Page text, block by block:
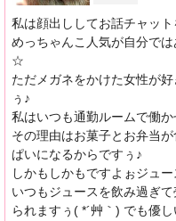
私は顔出ししてお話チャッ
めっちゃんこ人気が自分で
☆
ただメガネをかけた女性が
ぅ♪
私はいつも通勤ルームで働か
その理由はお菓子とお弁当
ぱいになるからですぅ♪
しかもしかもですよぉジュ
いつもジュースを飲み過ぎ
られますぅ( *´艸｀) でも優